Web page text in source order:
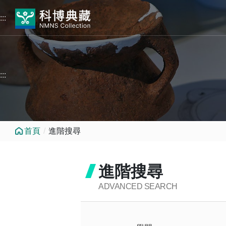
跳到中央內容區塊
:::
:::
首頁 進階搜尋
進階搜尋
ADVANCED SEARCH